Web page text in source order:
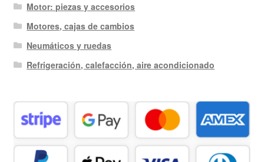
Motor: piezas y accesorios
Motores, cajas de cambios
Neumáticos y ruedas
Refrigeración, calefacción, aire acondicionado